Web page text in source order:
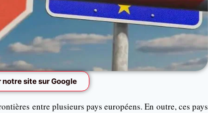
site sur Google
entre plusieurs pays européens. En outre, ces pays